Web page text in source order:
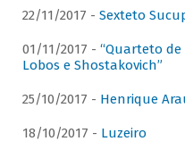
22/11/2017 - Sexteto
01/11/2017 - “Quarteto de
Lobos e Shostakovich”
25/10/2017 - Henrique
18/10/2017 - Luzeiro